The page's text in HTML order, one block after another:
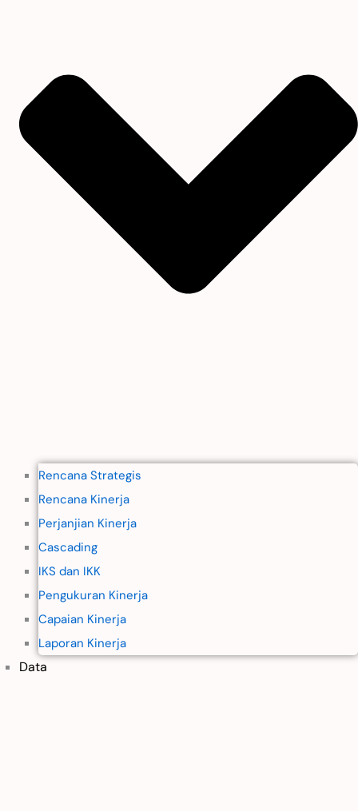
Rencana Strategis
Rencana Kinerja
Perjanjian Kinerja
Cascading
IKS dan IKK
Pengukuran Kinerja
Capaian Kinerja
Laporan Kinerja
Data